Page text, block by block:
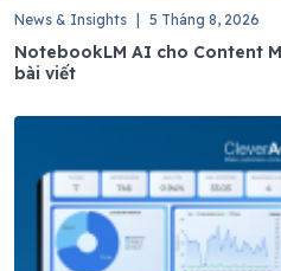
News & Insights 5 Tháng 8, 2026
NotebookLM AI cho Content
bài viết